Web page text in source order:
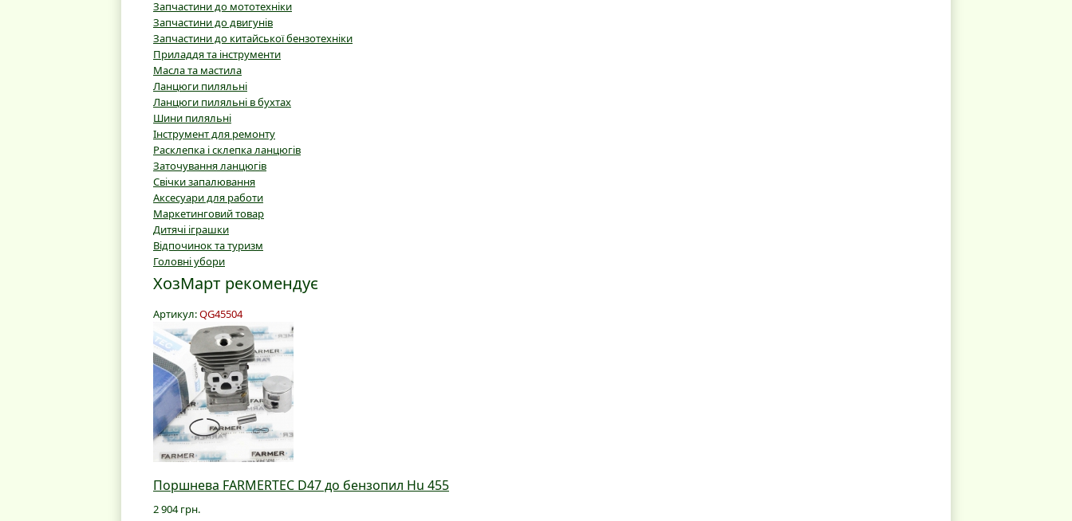
Запчастини до мототехніки
Запчастини до двигунів
Запчастини до китайської бензотехніки
Приладдя та інструменти
Масла та мастила
Ланцюги пиляльні
Ланцюги пиляльні в бухтах
Шини пиляльні
Інструмент для ремонту
Расклепка і склепка ланцюгів
Заточування ланцюгів
Свічки запалювання
Аксесуари для работи
Маркетинговий товар
Дитячі іграшки
Відпочинок та туризм
Головні убори
ХозМарт рекомендує
Артикул:QG45504
Поршнева FARMERTEC D47 до бензопил Hu 455
2 904 грн.